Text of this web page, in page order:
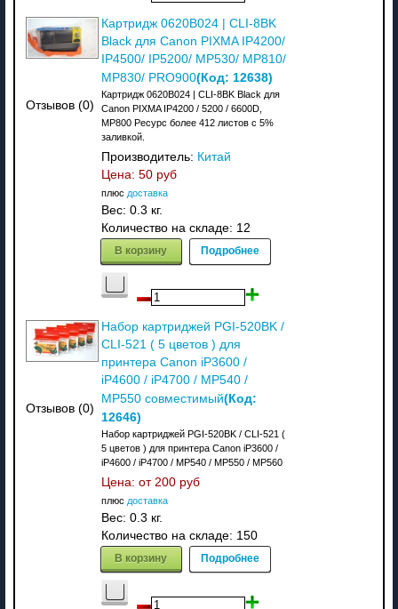
Отзывов (0)
Картридж 0620B024 | CLI-8BK
Black для Canon PIXMA IP4200/
IP4500/ IP5200/ MP530/ MP810/
MP830/ PRO900(Код: 12638)
Картридж 0620B024 | CLI-8BK Black для
Canon PIXMA IP4200 / 5200 / 6600D,
MP800 Ресурс более 412 листов с 5%
заливкой.
Производитель: Китай
Цена: 50 руб
плюс доставка
Вес: 0.3 кг.
Количество на складе: 12
В корзину Подробнее
Отзывов (0)
Набор картриджей PGI-520BK /
CLI-521 ( 5 цветов ) для
принтера Canon iP3600 /
iP4600 / iP4700 / MP540 /
MP550 совместимый(Код:
12646)
Набор картриджей PGI-520BK / CLI-521 (
5 цветов ) для принтера Canon iP3600 /
iP4600 / iP4700 / MP540 / MP550 / MP560
Цена: от 200 руб
плюс доставка
Вес: 0.3 кг.
Количество на складе: 150
В корзину Подробнее